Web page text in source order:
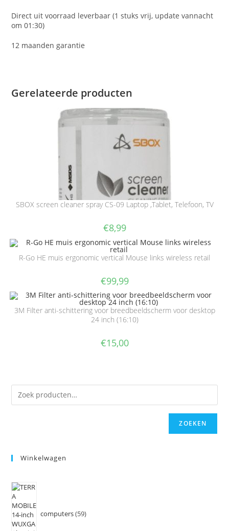
Direct uit voorraad leverbaar (1 stuks vrij, update vannacht
om 01:30)
12 maanden garantie
Gerelateerde producten
SBOX screen cleaner spray CS-09 Laptop ,Tablet, Telefoon, TV
€8,99
R-Go HE muis ergonomic vertical Mouse links wireless retail
€99,99
3M Filter anti-schittering voor breedbeeldscherm voor desktop
24 inch (16:10)
€15,00
ZOEKEN
Winkelwagen
computers 59